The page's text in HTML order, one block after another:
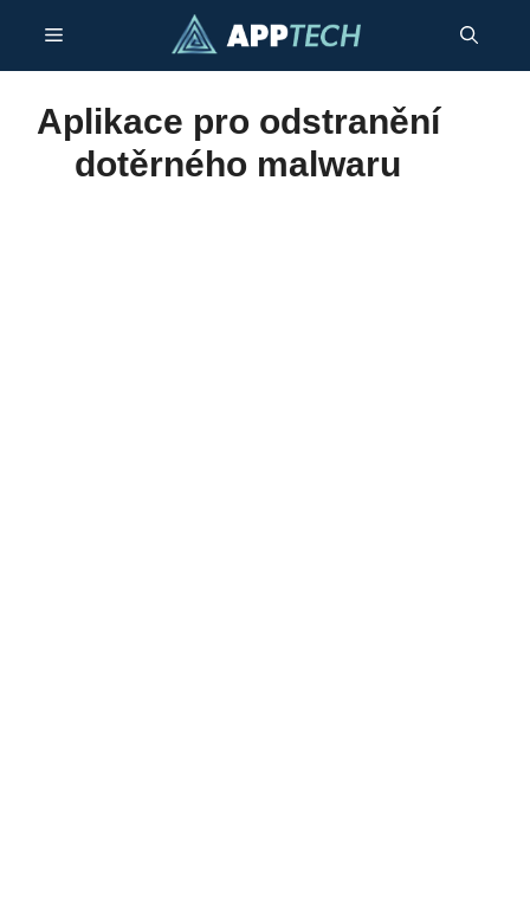
obsah
Menu
Aplikace pro odstranění
dotěrného malwaru